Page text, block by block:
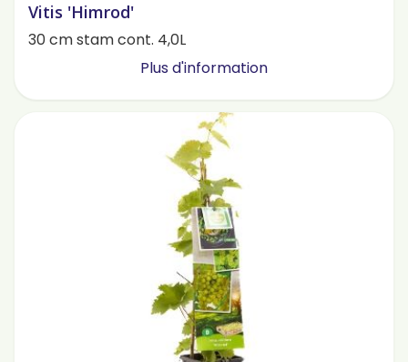
Vitis 'Himrod'
30 cm stam cont. 4,0L
Plus d'information